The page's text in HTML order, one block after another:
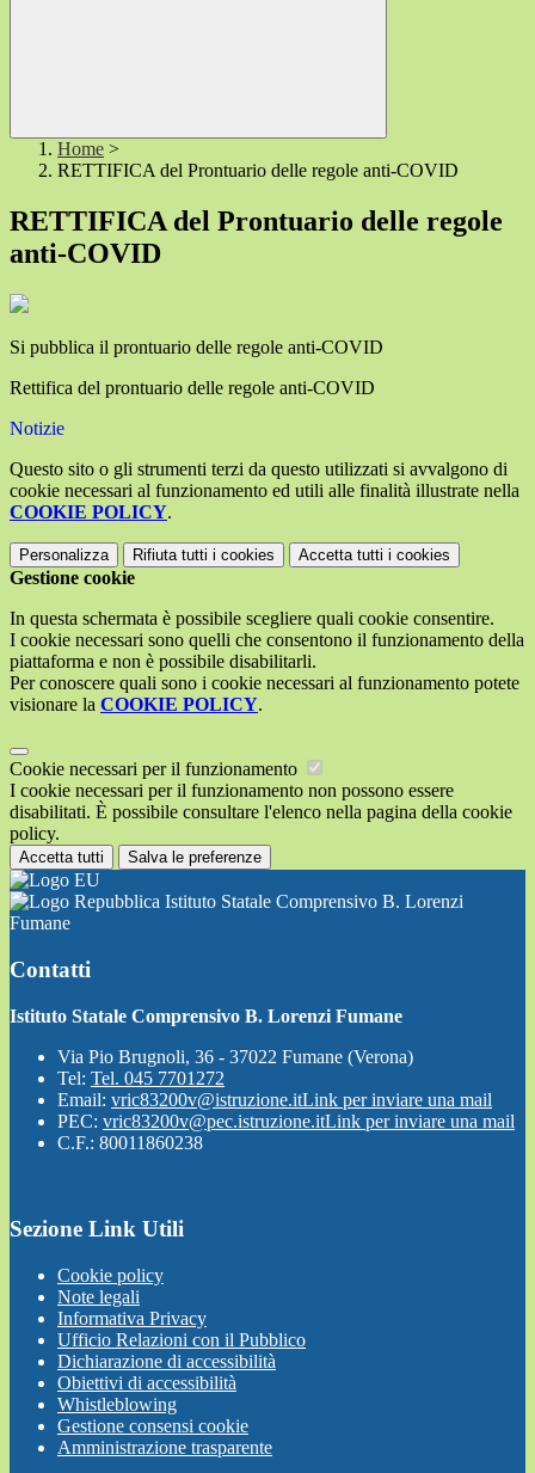
Home >
RETTIFICA del Prontuario delle regole anti-COVID
RETTIFICA del Prontuario delle regole
anti-COVID
Si pubblica il prontuario delle regole anti-COVID
Rettifica del prontuario delle regole anti-COVID
Notizie
Questo sito o gli strumenti terzi da questo utilizzati si avvalgono di
cookie necessari al funzionamento ed utili alle finalità illustrate nella
COOKIE POLICY.
Personalizza Rifiuta tutti i cookies Accetta tutti i cookies
Gestione cookie
In questa schermata è possibile scegliere quali cookie consentire.
I cookie necessari sono quelli che consentono il funzionamento della
piattaforma e non è possibile disabilitarli.
Per conoscere quali sono i cookie necessari al funzionamento potete
visionare la COOKIE POLICY.
Cookie necessari per il funzionamento
I cookie necessari per il funzionamento non possono essere
disabilitati. È possibile consultare l'elenco nella pagina della cookie
policy.
Accetta tutti Salva le preferenze
Istituto Statale Comprensivo B. Lorenzi
Fumane
Contatti
Istituto Statale Comprensivo B. Lorenzi Fumane
Via Pio Brugnoli, 36 - 37022 Fumane (Verona)
Tel: Tel. 045 7701272
Email: vric83200v@istruzione.itLink per inviare una mail
PEC: vric83200v@pec.istruzione.itLink per inviare una mail
C.F.: 80011860238
Sezione Link Utili
Cookie policy
Note legali
Informativa Privacy
Ufficio Relazioni con il Pubblico
Dichiarazione di accessibilità
Obiettivi di accessibilità
Whistleblowing
Gestione consensi cookie
Amministrazione trasparente